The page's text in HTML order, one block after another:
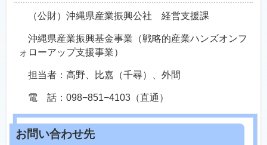
（公財）沖縄県産業振興公社 経営支援課
沖縄県産業振興基金事業（戦略的産業ハンズオンフ
ォローアップ支援事業）
担当者：高野、比嘉（千尋）、外間
電 話：098−851−4103（直通）